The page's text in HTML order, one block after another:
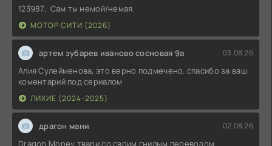
123987, Сам ты немой/немая.
МОТОР СИТИ (2026)
артем зубарев иваново сосновая 9а 03.08.26
Алия Сулейменова, это верно подмечено. спасибо за ваш
коментарий под сериалом
ЛИХИЕ (2024-2025)
драгон мани 02.08.26
Dragon Money твари со своим гнилым переводом.